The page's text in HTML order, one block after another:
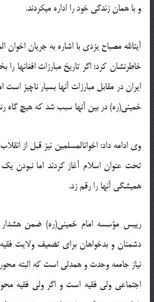
و با همان زندگی خود را اداره می‏کردند.
آیت‏الله مصباح یزدی با اشاره به جریان اخوان
خاطرنشان کرد: اگر تاریخ مبارزات افغان‏ها را
ایران در مقابل مبارزات آنها بسیار ناچیز
خمینی(ره) در بین آنها سبب شد که هیچ گاه
وی ادامه داد: اخوان‏المسلمین نیز قبل از
تحت عنوان اسلام آغاز کردند اما نبودن یک
همیشگی آنها را رقم زد.
رییس مؤسسه امام خمینی(ره) ضمن
دشمنان و بدخواهان برای تضعیف ولایت
نیاز جامعه وحدت و همدلی است که البته
اجتماعی ولی فقیه است و اگر ولی فقیه